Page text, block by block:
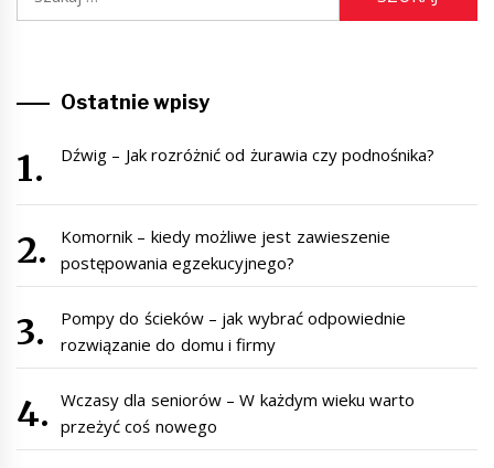
Ostatnie wpisy
Dźwig – Jak rozróżnić od żurawia czy podnośnika?
Komornik – kiedy możliwe jest zawieszenie
postępowania egzekucyjnego?
Pompy do ścieków – jak wybrać odpowiednie
rozwiązanie do domu i firmy
Wczasy dla seniorów – W każdym wieku warto
przeżyć coś nowego